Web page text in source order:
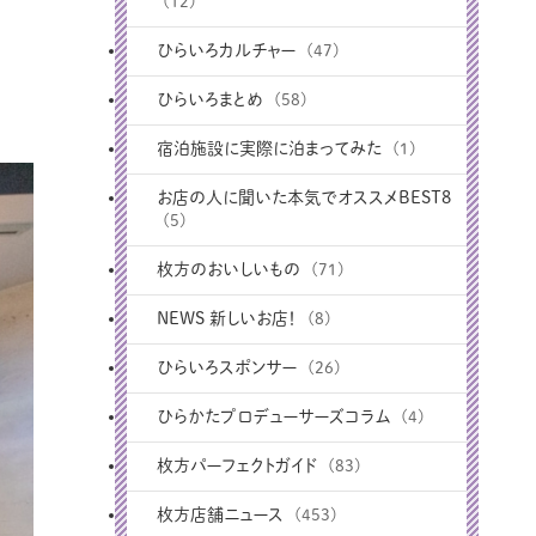
ひらいろカルチャー (47)
ひらいろまとめ (58)
宿泊施設に実際に泊まってみた (1)
お店の人に聞いた本気でオススメBEST8
(5)
枚方のおいしいもの (71)
NEWS 新しいお店！ (8)
ひらいろスポンサー (26)
ひらかたプロデューサーズコラム (4)
枚方パーフェクトガイド (83)
枚方店舗ニュース (453)